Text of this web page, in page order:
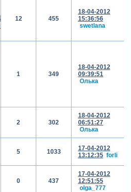
12 455
18-04-2012
15:36:56
swetlana
1 349
18-04-2012
09:39:51
Олька
2 302
18-04-2012
06:51:27
Олька
5 1033
17-04-2012
13:12:35 forli
0 437
17-04-2012
12:51:55
olga_777